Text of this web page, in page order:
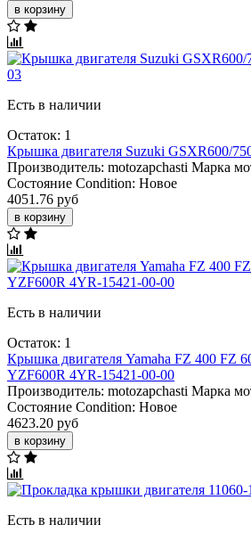
в корзину
Есть в наличии
Остаток: 1
Крышка двигателя Suzuki GSXR600/
Производитель: motozapchasti Марка
Состояние Condition: Новое
4051.76 руб
в корзину
Есть в наличии
Остаток: 1
Крышка двигателя Yamaha FZ 400 FZ
YZF600R 4YR-15421-00-00
Производитель: motozapchasti Марка
Состояние Condition: Новое
4623.20 руб
в корзину
Есть в наличии